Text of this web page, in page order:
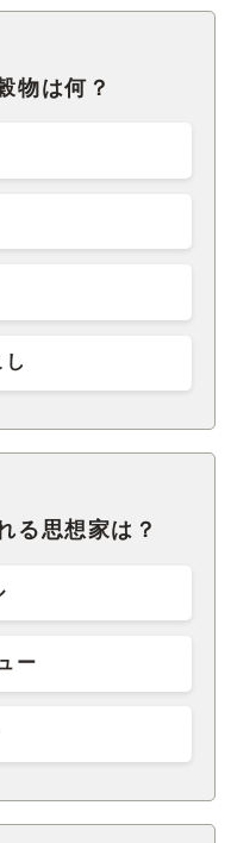
物は何？
る思想家は？
ー